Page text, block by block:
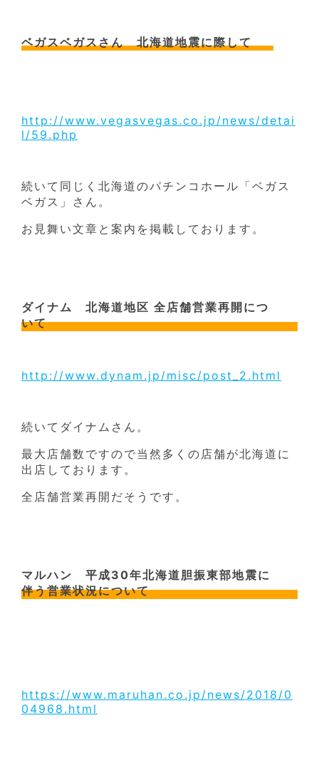
ベガスベガスさん 北海道地震に際して
http://www.vegasvegas.co.jp/news/detai
l/59.php
続いて同じく北海道のパチンコホール「ベガス
ベガス」さん。
お見舞い文章と案内を掲載しております。
ダイナム 北海道地区 全店舗営業再開につ
いて
http://www.dynam.jp/misc/post_2.html
続いてダイナムさん。
最大店舗数ですので当然多くの店舗が北海道に
出店しております。
全店舗営業再開だそうです。
マルハン 平成30年北海道胆振東部地震に
伴う営業状況について
https://www.maruhan.co.jp/news/2018/0
04968.html